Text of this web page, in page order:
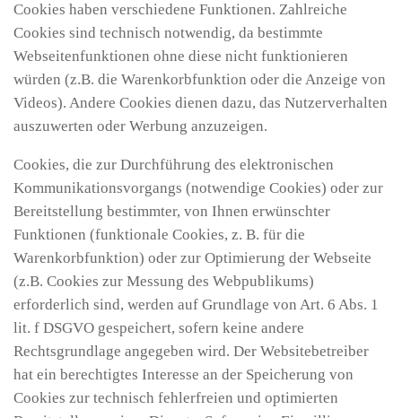
Cookies haben verschiedene Funktionen. Zahlreiche
Cookies sind technisch notwendig, da bestimmte
Webseitenfunktionen ohne diese nicht funktionieren
würden (z.B. die Warenkorbfunktion oder die Anzeige von
Videos). Andere Cookies dienen dazu, das Nutzerverhalten
auszuwerten oder Werbung anzuzeigen.
Cookies, die zur Durchführung des elektronischen
Kommunikationsvorgangs (notwendige Cookies) oder zur
Bereitstellung bestimmter, von Ihnen erwünschter
Funktionen (funktionale Cookies, z. B. für die
Warenkorbfunktion) oder zur Optimierung der Webseite
(z.B. Cookies zur Messung des Webpublikums)
erforderlich sind, werden auf Grundlage von Art. 6 Abs. 1
lit. f DSGVO gespeichert, sofern keine andere
Rechtsgrundlage angegeben wird. Der Websitebetreiber
hat ein berechtigtes Interesse an der Speicherung von
Cookies zur technisch fehlerfreien und optimierten